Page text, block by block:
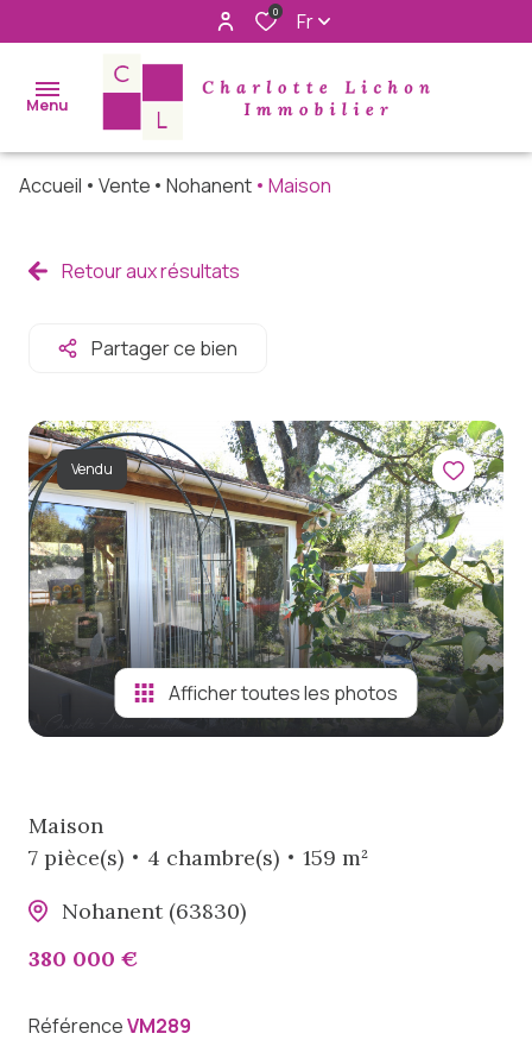
0 Fr
Menu
acheter
pro
rechercher
à nos cotés
viager
notre
agence
biens
vendus
Accueil Vente Nohanent Maison
Retour aux résultats
Partager ce bien
Vendu
Afficher toutes les photos
Maison
7 pièce(s)
4 chambre(s)
159 m²
Nohanent (63830)
380 000 €
RéférenceVM289